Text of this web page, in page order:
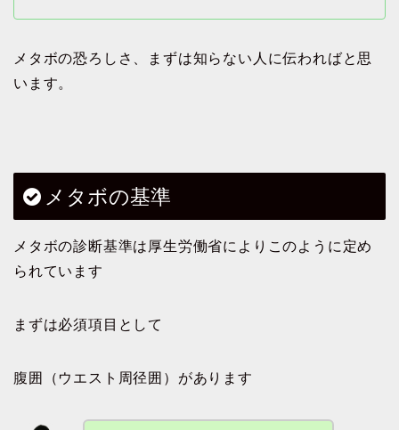
メタボの恐ろしさ、まずは知らない人に伝わればと思
います。
メタボの基準
メタボの診断基準は厚生労働省によりこのように定め
られています
まずは必須項目として
腹囲（ウエスト周径囲）があります